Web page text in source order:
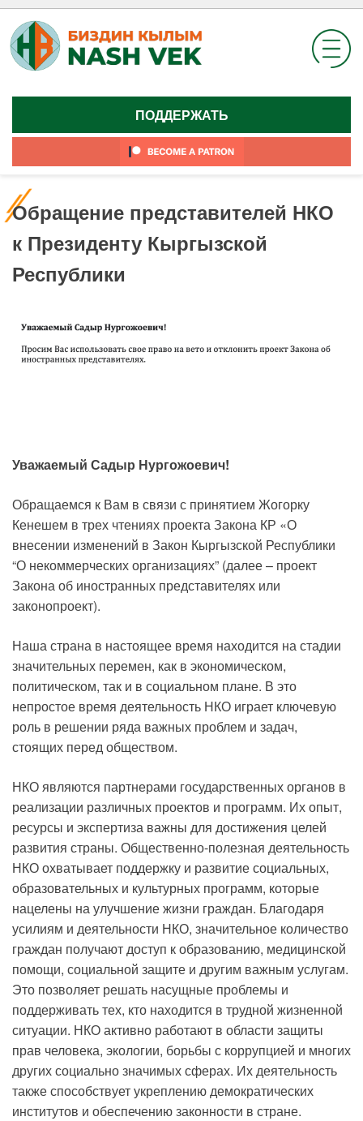
Skip
content
ПОДДЕРЖАТЬ
Обращение представителей НКО
к Президенту Кыргызской
Республики
Уважаемый Садыр Нургожоевич!
Обращаемся к Вам в связи с принятием Жогорку
Кенешем в трех чтениях проекта Закона КР «О
внесении изменений в Закон Кыргызской Республики
“О некоммерческих организациях” (далее – проект
Закона об иностранных представителях или
законопроект).
Наша страна в настоящее время находится на стадии
значительных перемен, как в экономическом,
политическом, так и в социальном плане. В это
непростое время деятельность НКО играет ключевую
роль в решении ряда важных проблем и задач,
стоящих перед обществом.
НКО являются партнерами государственных органов в
реализации различных проектов и программ. Их опыт,
ресурсы и экспертиза важны для достижения целей
развития страны. Общественно-полезная деятельность
НКО охватывает поддержку и развитие социальных,
образовательных и культурных программ, которые
нацелены на улучшение жизни граждан. Благодаря
усилиям и деятельности НКО, значительное количество
граждан получают доступ к образованию, медицинской
помощи, социальной защите и другим важным услугам.
Это позволяет решать насущные проблемы и
поддерживать тех, кто находится в трудной жизненной
ситуации. НКО активно работают в области защиты
прав человека, экологии, борьбы с коррупцией и многих
других социально значимых сферах. Их деятельность
также способствует укреплению демократических
институтов и обеспечению законности в стране.